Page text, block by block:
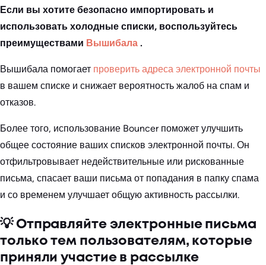
Если вы хотите безопасно импортировать и
использовать холодные списки, воспользуйтесь
преимуществами Вышибала .
Вышибала помогает проверить адреса электронной почты
в вашем списке и снижает вероятность жалоб на спам и
отказов.
Более того, использование Bouncer поможет улучшить
общее состояние ваших списков электронной почты. Он
отфильтровывает недействительные или рискованные
письма, спасает ваши письма от попадания в папку спама
и со временем улучшает общую активность рассылки.
💡 Отправляйте электронные письма
только тем пользователям, которые
приняли участие в рассылке